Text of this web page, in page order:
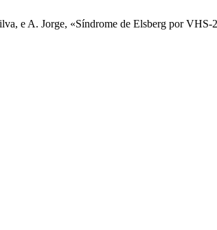
e A. Jorge, «Síndrome de Elsberg por VHS-